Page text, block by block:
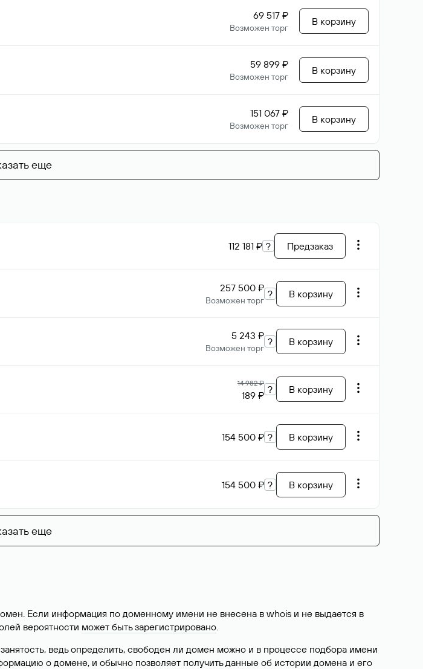
69 517 ₽
Возможен торг
В корзину
59 899 ₽
Возможен торг
В корзину
151 067 ₽
Возможен торг
В корзину
еще
112 181 ₽ ? Предзаказ
257 500 ₽
Возможен торг
? В корзину
5 243 ₽
Возможен торг
? В корзину
14 982 ₽
189 ₽ ? В корзину
154 500 ₽ ? В корзину
154 500 ₽ ? В корзину
еще
Если информация по доменному имени не внесена в whois и не выдается в
вероятности может быть зарегистрировано.
ведь определить, свободен ли домен можно и в процессе подбора имени
о домене, и обычно позволяет получить данные об истории домена и его